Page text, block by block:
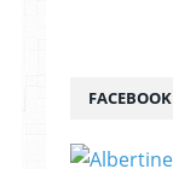
FACEBOOK